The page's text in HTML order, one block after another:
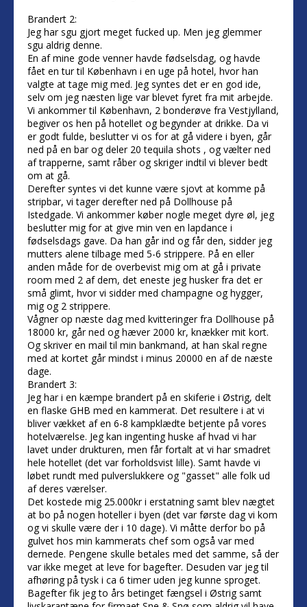
Brandert 2:
Jeg har sgu gjort meget fucked up. Men jeg glemmer
sgu aldrig denne.
En af mine gode venner havde fødselsdag, og havde
fået en tur til København i en uge på hotel, hvor han
valgte at tage mig med. Jeg syntes det er en god ide,
selv om jeg næsten lige var blevet fyret fra mit arbejde.
Vi ankommer til København, 2 bonderøve fra Vestjylland,
begiver os hen på hotellet og begynder at drikke. Da vi
er godt fulde, beslutter vi os for at gå videre i byen, går
ned på en bar og deler 20 tequila shots , og vælter ned
af trapperne, samt råber og skriger indtil vi blever bedt
om at gå.
Derefter syntes vi det kunne være sjovt at komme på
stripbar, vi tager derefter ned på Dollhouse på
Istedgade. Vi ankommer køber nogle meget dyre øl, jeg
beslutter mig for at give min ven en lapdance i
fødselsdags gave. Da han går ind og får den, sidder jeg
mutters alene tilbage med 5-6 strippere. På en eller
anden måde for de overbevist mig om at gå i private
room med 2 af dem, det eneste jeg husker fra det er
små glimt, hvor vi sidder med champagne og hygger,
mig og 2 strippere.
Vågner op næste dag med kvitteringer fra Dollhouse på
18000 kr, går ned og hæver 2000 kr, knækker mit kort.
Og skriver en mail til min bankmand, at han skal regne
med at kortet går mindst i minus 20000 en af de næste
dage.
Brandert 3:
Jeg har i en kæmpe brandert på en skiferie i Østrig, delt
en flaske GHB med en kammerat. Det resultere i at vi
bliver vækket af en 6-8 kampklædte betjente på vores
hotelværelse. Jeg kan ingenting huske af hvad vi har
lavet under drukturen, men får fortalt at vi har smadret
hele hotellet (det var forholdsvist lille). Samt havde vi
løbet rundt med pulverslukkere og "gasset" alle folk ud
af deres værelser.
Det kostede mig 25.000kr i erstatning samt blev nægtet
at bo på nogen hoteller i byen (det var første dag vi kom
og vi skulle være der i 10 dage). Vi måtte derfor bo på
gulvet hos min kammerats chef som også var med
dernede. Pengene skulle betales med det samme, så der
var ikke meget at leve for bagefter. Desuden var jeg til
afhøring på tysk i ca 6 timer uden jeg kunne sproget.
Bagefter fik jeg to års betinget fængsel i Østrig samt